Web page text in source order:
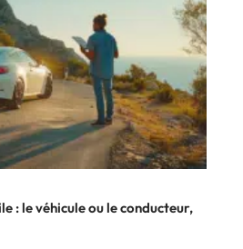
: le véhicule ou le conducteur,